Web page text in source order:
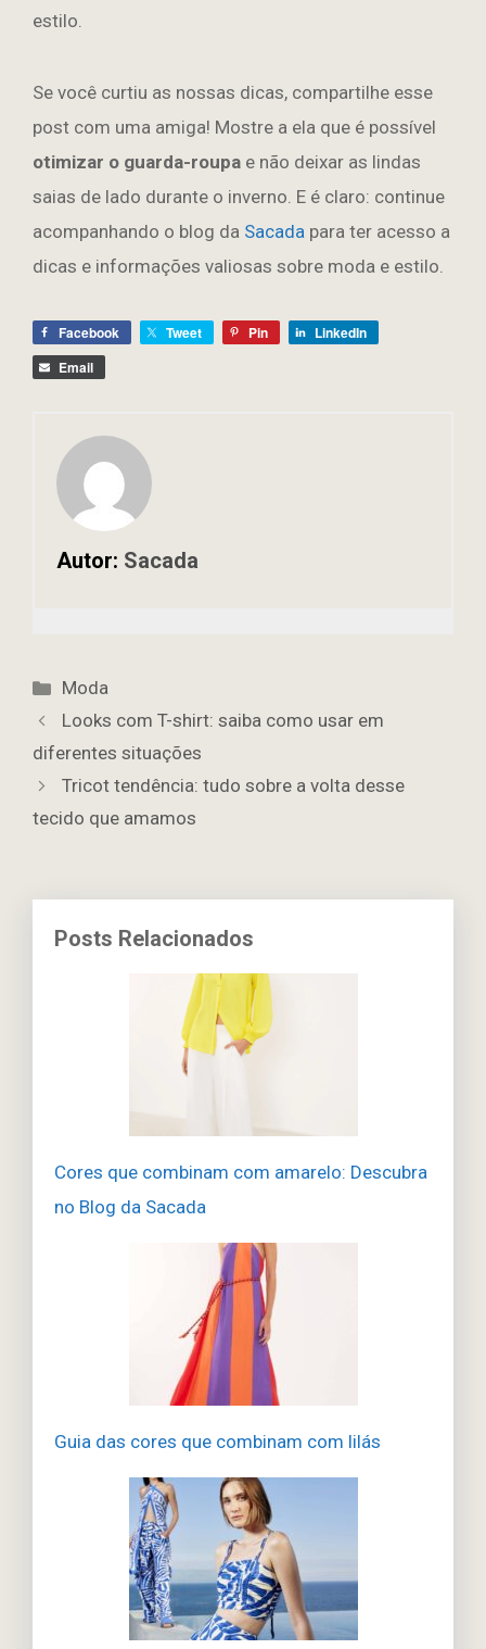
estilo.
Se você curtiu as nossas dicas, compartilhe esse
post com uma amiga! Mostre a ela que é possível
otimizar o guarda-roupa e não deixar as lindas
saias de lado durante o inverno. E é claro: continue
acompanhando o blog da Sacada para ter acesso a
dicas e informações valiosas sobre moda e estilo.
Facebook Tweet Pin
LinkedIn
Email
Autor: Sacada
Categorias
Moda
Looks com T-shirt: saiba como usar em
diferentes situações
Tricot tendência: tudo sobre a volta desse
tecido que amamos
Posts Relacionados
Cores que combinam com amarelo: Descubra
no Blog da Sacada
Guia das cores que combinam com lilás